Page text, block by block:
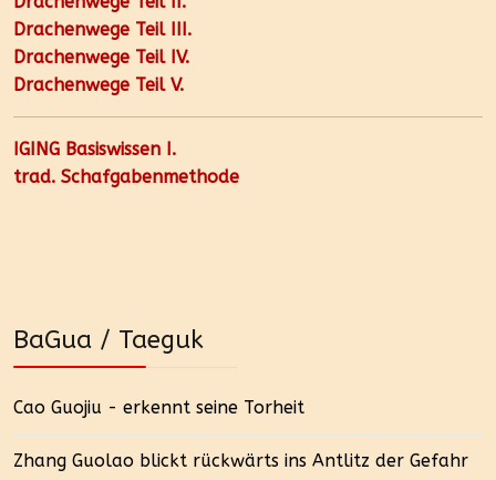
Drachenwege Teil III.
Drachenwege Teil IV.
Drachenwege Teil V.
IGING Basiswissen I.
trad. Schafgabenmethode
BaGua / Taeguk
Cao Guojiu - erkennt seine Torheit
Zhang Guolao blickt rückwärts ins Antlitz der Gefahr